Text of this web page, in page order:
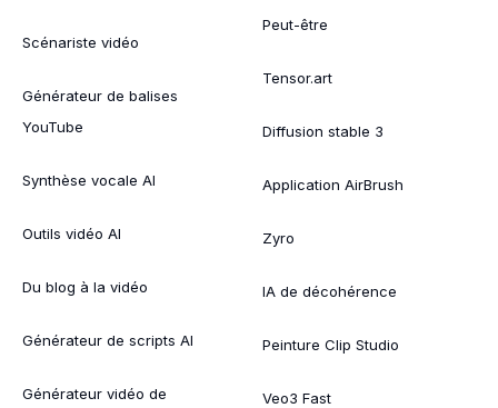
Scénariste vidéo
Générateur de balises
YouTube
Synthèse vocale AI
Outils vidéo AI
Du blog à la vidéo
Générateur de scripts AI
Générateur vidéo de
Peut-être
Tensor.art
Diffusion stable 3
Application AirBrush
Zyro
IA de décohérence
Peinture Clip Studio
Veo3 Fast